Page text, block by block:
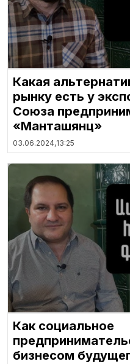
Какая
рынку есть у
Союза
«Манташянц»
03.06.2024,13:25
Как социальное
бизнесом